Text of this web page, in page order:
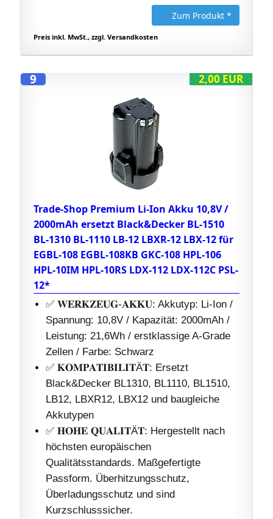
Zum Produkt *
Preis inkl. MwSt., zzgl. Versandkosten
2,00 EUR
9
Trade-Shop Premium Li-Ion Akku 10,8V /
2000mAh ersetzt Black&Decker BL-1510
BL-1310 BL-1110 LB-12 LBXR-12 LBX-12 für
EGBL-108 EGBL-108KB GKC-108 HPL-106
HPL-10IM HPL-10RS LDX-112 LDX-112C PSL-
12*
✅ 𝐖𝐄𝐑𝐊𝐙𝐄𝐔𝐆-𝐀𝐊𝐊𝐔: Akkutyp: Li-Ion /
Spannung: 10,8V / Kapazität: 2000mAh /
Leistung: 21,6Wh / erstklassige A-Grade
Zellen / Farbe: Schwarz
✅ 𝐊𝐎𝐌𝐏𝐀𝐓𝐈𝐁𝐈𝐋𝐈𝐓Ä𝐓: Ersetzt
Black&Decker BL1310, BL1110, BL1510,
LB12, LBXR12, LBX12 und baugleiche
Akkutypen
✅ 𝐇𝐎𝐇𝐄 𝐐𝐔𝐀𝐋𝐈𝐓Ä𝐓: Hergestellt nach
höchsten europäischen
Qualitätsstandards. Maßgefertigte
Passform. Überhitzungsschutz,
Überladungsschutz und sind
Kurzschlusssicher.